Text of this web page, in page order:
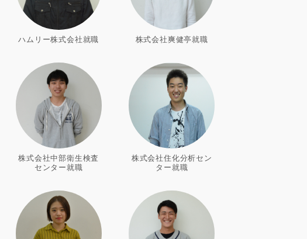
ハムリー株式会社就職 株式会社爽健亭就職
株式会社中部衛生検査
センター就職
株式会社住化分析セン
ター就職